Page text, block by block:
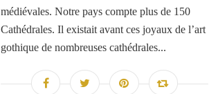
médiévales. Notre pays compte plus de 150
Cathédrales. Il existait avant ces joyaux de l’art
gothique de nombreuses cathédrales...